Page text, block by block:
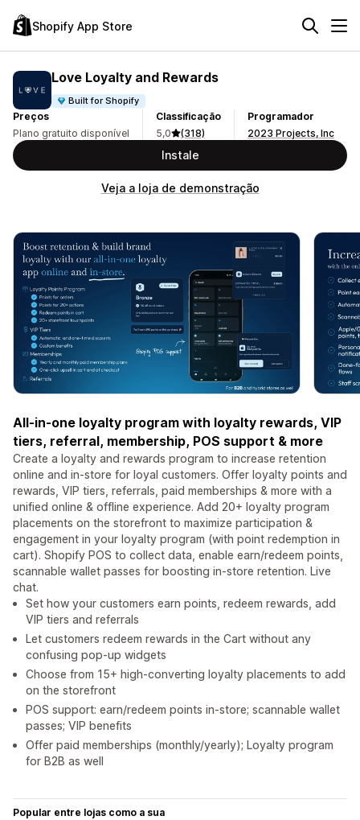
Shopify App Store
Love Loyalty and Rewards
Built for Shopify
Preços
Plano gratuito disponível
Classificação
5,0
(318)
Programador
2023 Projects, Inc
Instale
Veja a loja de demonstração
All-in-one loyalty program with loyalty rewards, VIP
tiers, referral, membership, POS support & more
Create a loyalty and rewards program to increase retention
online and in-store for loyal customers. Offer loyalty points and
rewards, VIP tiers, referrals, paid memberships & more with a
unified online & offline experience. Add 20+ loyalty program
placements on the storefront to maximize participation &
engagement in your loyalty program (with point redemption in
cart). Shopify POS to collect data, enable earn/redeem points,
scannable wallet passes for boosting in-store retention. Live
chat.
Set how your customers earn points, redeem rewards, add
VIP tiers and referrals
Let customers redeem rewards in the Cart without any
confusing pop-up widgets
Choose from 15+ high-converting loyalty placements to add
on the storefront
POS support: earn/redeem points in-store; scannable wallet
passes; VIP benefits
Offer paid memberships (monthly/yearly); Loyalty program
for B2B as well
Popular entre lojas como a sua